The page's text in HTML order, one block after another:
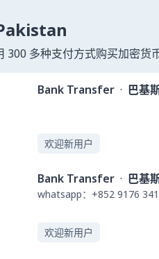
300 多种支付方式购买加密货
Bank Transfer · 巴基
欢迎新用户
Bank Transfer · 巴基
whatsapp：+852 9176
欢迎新用户